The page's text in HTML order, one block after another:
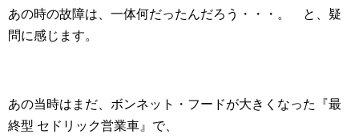
あの時の故障は、一体何だったんだろう・・・。 と、疑
問に感じます。
あの当時はまだ、ボンネット・フードが大きくなった『最
終型 セドリック営業車』で、